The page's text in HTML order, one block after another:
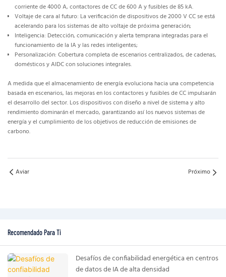
corriente de 4000 A, contactores de CC de 600 A y fusibles de 85 kA.
Voltaje de cara al futuro: La verificación de dispositivos de 2000 V CC se está
acelerando para los sistemas de alto voltaje de próxima generación;
Inteligencia: Detección, comunicación y alerta temprana integradas para el
funcionamiento de la IA y las redes inteligentes;
Personalización: Cobertura completa de escenarios centralizados, de cadenas,
domésticos y AIDC con soluciones integrales.
A medida que el almacenamiento de energía evoluciona hacia una competencia
basada en escenarios, las mejoras en los contactores y fusibles de CC impulsarán
el desarrollo del sector. Los dispositivos con diseño a nivel de sistema y alto
rendimiento dominarán el mercado, garantizando así los nuevos sistemas de
energía y el cumplimiento de los objetivos de reducción de emisiones de
carbono.
Aviar Próximo
Recomendado Para Ti
Desafíos de confiabilidad energética en centros
de datos de IA de alta densidad